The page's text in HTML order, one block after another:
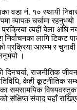
वडा नं. १० स्थायी
व्यापक चर्चामा
त्यहीं बेला अघि
लागि टिकट
प्रक्रिया आरम्भ र
।
दिनचर्या, राजनीतिक
केही कूटनीतिक
समसामयिक
संक्षिप्त संवाद यहाँ